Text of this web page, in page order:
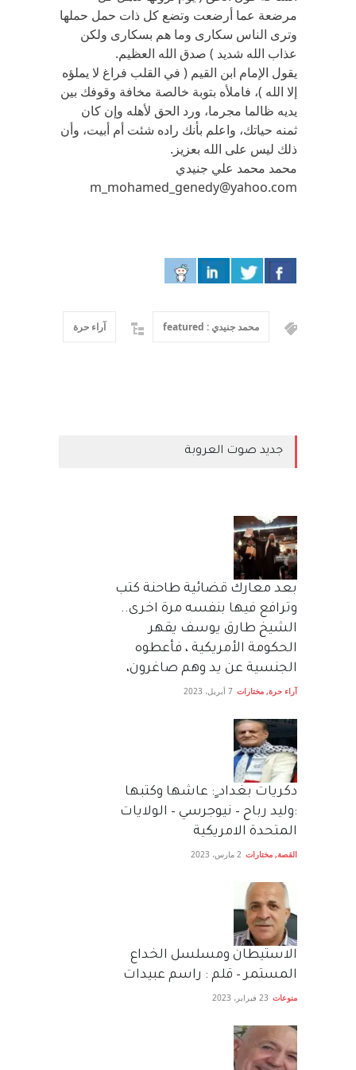
مرضعة عما أرضعت وتضع كل ذات حمل حملها
وترى الناس سكارى وما هم بسكارى ولكن
عذاب الله شديد ) صدق الله العظيم.
يقول الإمام ابن القيم ( في القلب فراغ لا يملؤه
إلا الله )، فاملأه بتوبة خالصة مخافة وقوفك بين
يديه ظالما مجرما، ورد الحق لأهله وإن كان
ثمنه حياتك، واعلم بأنك راده شئت أم أبيت، وأن
ذلك ليس على الله بعزيز.
محمد محمد علي جنيدي
m_mohamed_genedy@yahoo.com
محمد جنيدي : featured آراء حرة
جديد صوت العروبة
بعد معارك قضائية طاحنة كتب
وترافع فيها بنفسه مرة اخرى..
الشيخ طارق يوسف يقهر
الحكومة الأمريكية ، فأعطوه
الجنسية عن يد وهم صاغرون،
آراء حرة, مختارات 7 أبريل، 2023
دكريات بغداد ٍ: عاشها وكتبها
:وليد رباح – نيوجرسي – الولايات
المتحدة الامريكية
القصة, مختارات 2 مارس، 2023
الاستيطان ومسلسل الخداع
المستمر – قلم : راسم عبيدات
منوعات 23 فبراير، 2023